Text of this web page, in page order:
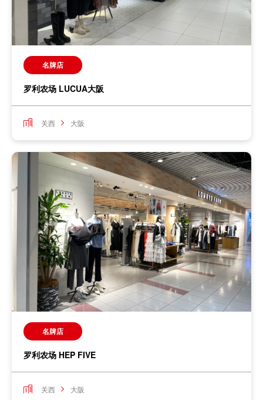
名牌店
罗利农场 LUCUA大阪
关西 大阪
名牌店
罗利农场 HEP FIVE
关西 大阪